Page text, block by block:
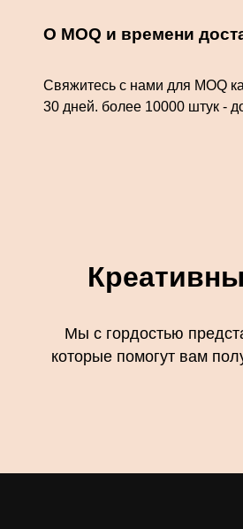
О MOQ и времени
Свяжитесь с нами для MOQ
30 дней. более 10000 штук -
Мы с гордостью
которые помогут вам